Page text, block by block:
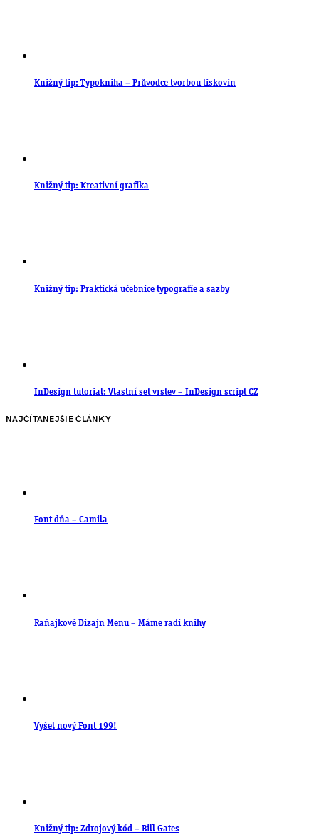
Knižný tip: Typokniha – Průvodce tvorbou tiskovin
Knižný tip: Kreativní grafika
Knižný tip: Praktická učebnice typografie a sazby
InDesign tutorial: Vlastní set vrstev – InDesign script CZ
NAJČÍTANEJŠIE ČLÁNKY
Font dňa – Camila
Raňajkové Dizajn Menu – Máme radi knihy
Vyšel nový Font 199!
Knižný tip: Zdrojový kód – Bill Gates